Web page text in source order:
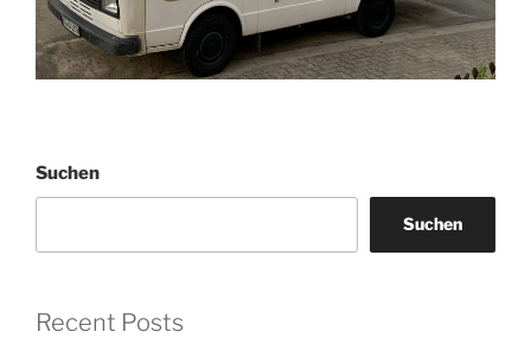
Suchen
Suchen
Recent Posts